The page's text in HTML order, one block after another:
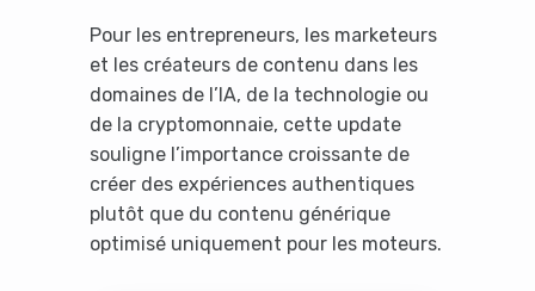
Pour les entrepreneurs, les marketeurs
et les créateurs de contenu dans les
domaines de l’IA, de la technologie ou
de la cryptomonnaie, cette update
souligne l’importance croissante de
créer des expériences authentiques
plutôt que du contenu générique
optimisé uniquement pour les moteurs.